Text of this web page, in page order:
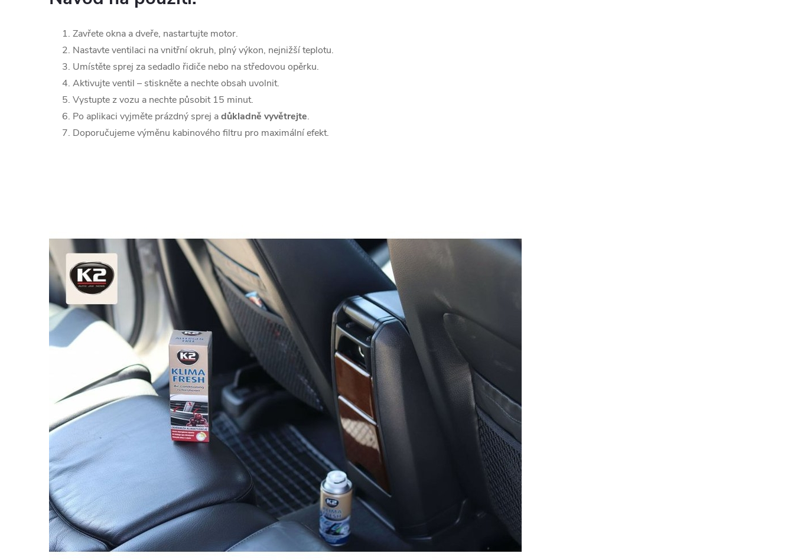
Zavřete okna a dveře, nastartujte motor.
Nastavte ventilaci na vnitřní okruh, plný výkon, nejnižší teplotu.
Umístěte sprej za sedadlo řidiče nebo na středovou opěrku.
Aktivujte ventil – stiskněte a nechte obsah uvolnit.
Vystupte z vozu a nechte působit 15 minut.
Po aplikaci vyjměte prázdný sprej adůkladně vyvětrejte.
Doporučujeme výměnu kabinového filtru pro maximální efekt.